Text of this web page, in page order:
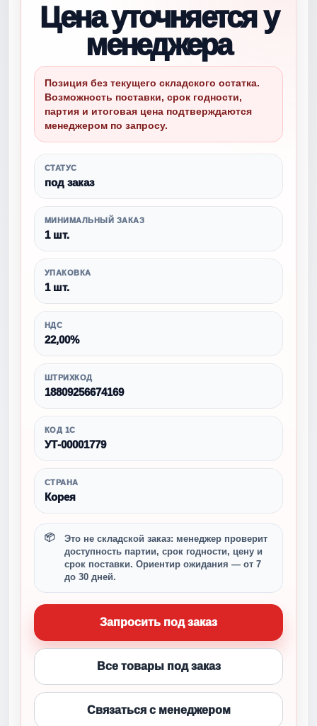
Цена уточняется у
менеджера
Позиция без текущего складского остатка.
Возможность поставки, срок годности,
партия и итоговая цена подтверждаются
менеджером по запросу.
СТАТУС
под заказ
МИНИМАЛЬНЫЙ ЗАКАЗ
1 шт.
УПАКОВКА
1 шт.
НДС
22,00%
ШТРИХКОД
18809256674169
КОД 1С
УТ-00001779
СТРАНА
Корея
Это не складской заказ: менеджер проверит
доступность партии, срок годности, цену и
срок поставки. Ориентир ожидания — от 7
до 30 дней.
Запросить под заказ
Все товары под заказ
Связаться с менеджером